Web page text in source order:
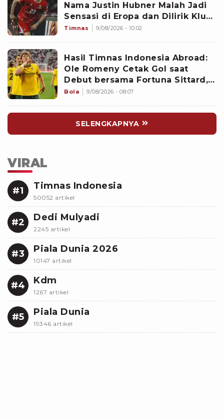
Nama Justin Hubner Malah Jadi
Sensasi di Eropa dan Dilirik Klub
Kasta Teratas
Timnas 9/08/2026 - 10:02
Hasil Timnas Indonesia Abroad:
Ole Romeny Cetak Gol saat
Debut bersama Fortuna Sittard,
Justin Hubner Main Penuh
Bola 9/08/2026 - 08:07
SELENGKAPNYA
VIRAL
#1 Timnas Indonesia
50052 artikel
#2 Dedi Mulyadi
2245 artikel
#3 Piala Dunia 2026
10147 artikel
#4 Kdm
1267 artikel
#5 Piala Dunia
19346 artikel